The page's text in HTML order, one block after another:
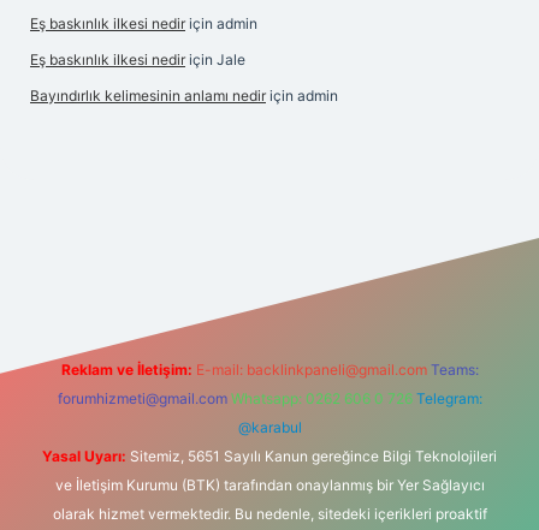
Eş baskınlık ilkesi nedir için admin
Eş baskınlık ilkesi nedir için Jale
Bayındırlık kelimesinin anlamı nedir için admin
Reklam ve İletişim: E-mail: backlinkpaneli@gmail.com Teams:
forumhizmeti@gmail.com Whatsapp: 0262 606 0 726 Telegram:
@karabul
Yasal Uyarı: Sitemiz, 5651 Sayılı Kanun gereğince Bilgi Teknolojileri
ve İletişim Kurumu (BTK) tarafından onaylanmış bir Yer Sağlayıcı
olarak hizmet vermektedir. Bu nedenle, sitedeki içerikleri proaktif